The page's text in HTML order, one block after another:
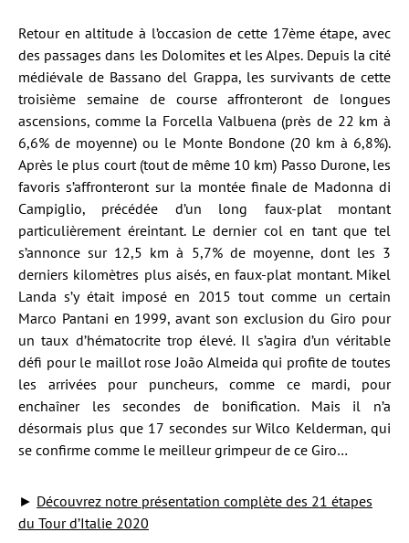
Retour en altitude à l’occasion de cette 17ème étape, avec
des passages dans les Dolomites et les Alpes. Depuis la cité
médiévale de Bassano del Grappa, les survivants de cette
troisième semaine de course affronteront de longues
ascensions, comme la Forcella Valbuena (près de 22 km à
6,6% de moyenne) ou le Monte Bondone (20 km à 6,8%).
Après le plus court (tout de même 10 km) Passo Durone, les
favoris s’affronteront sur la montée finale de Madonna di
Campiglio, précédée d’un long faux-plat montant
particulièrement éreintant. Le dernier col en tant que tel
s’annonce sur 12,5 km à 5,7% de moyenne, dont les 3
derniers kilomètres plus aisés, en faux-plat montant. Mikel
Landa s’y était imposé en 2015 tout comme un certain
Marco Pantani en 1999, avant son exclusion du Giro pour
un taux d’hématocrite trop élevé. Il s’agira d’un véritable
défi pour le maillot rose João Almeida qui profite de toutes
les arrivées pour puncheurs, comme ce mardi, pour
enchaîner les secondes de bonification. Mais il n’a
désormais plus que 17 secondes sur Wilco Kelderman, qui
se confirme comme le meilleur grimpeur de ce Giro…
► Découvrez notre présentation complète des 21 étapes
du Tour d’Italie 2020